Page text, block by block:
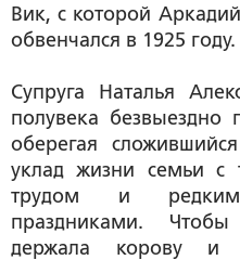
Вик, с которой
обвенчался в 1925 году.
Супруга Наталья
полувека безвыездно
оберегая
уклад жизни семьи с
трудом и
праздниками.
держала корову и